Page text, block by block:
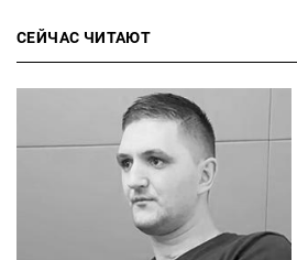
СЕЙЧАС ЧИТАЮТ